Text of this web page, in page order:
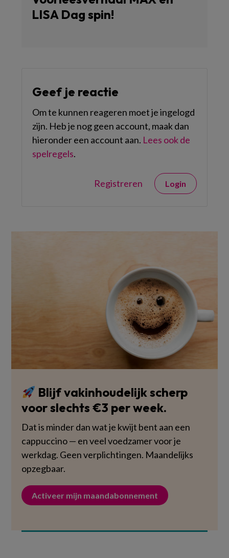
LISA Dag spin!
Geef je reactie
Om te kunnen reageren moet je ingelogd
zijn. Heb je nog geen account, maak dan
hieronder een account aan. Lees ook de
spelregels.
Registreren Login
Blijf vakinhoudelijk scherp
voor slechts €3 per week.
Dat is minder dan wat je kwijt bent aan een
cappuccino — en veel voedzamer voor je
werkdag. Geen verplichtingen. Maandelijks
opzegbaar.
Activeer mijn maandabonnement